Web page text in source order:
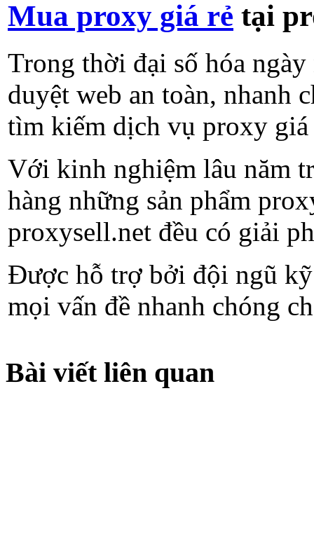
Mua proxy giá rẻ tại
Trong thời đại số hóa
duyệt web an toàn, nhanh
tìm kiếm dịch vụ proxy giá
Với kinh nghiệm lâu năm
hàng những sản phẩm
proxysell.net đều có giải
Được hỗ trợ bởi đội ngũ
mọi vấn đề nhanh chóng
Bài viết liên quan